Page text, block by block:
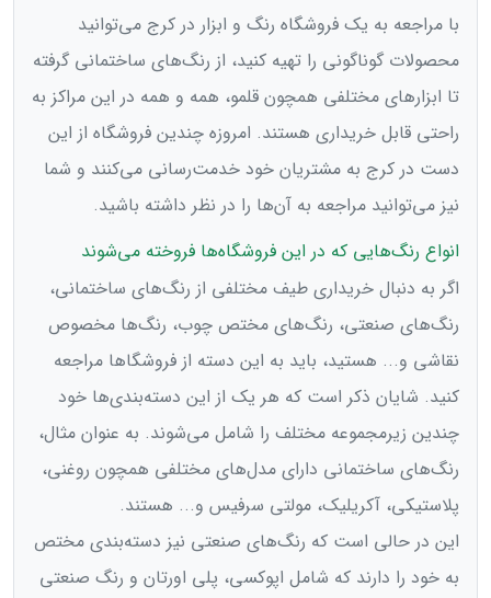
با مراجعه به یک فروشگاه رنگ و ابزار در کرج می‌توانید
محصولات گوناگونی را تهیه کنید، از رنگ‌های ساختمانی گرفته
تا ابزارهای مختلفی همچون قلمو، همه و همه در این مراکز به
راحتی قابل خریداری هستند. امروزه چندین فروشگاه از این
دست در کرج به مشتریان خود خدمت‌رسانی می‌‌کنند و شما
نیز می‌‌توانید مراجعه به آن‌ها را در نظر داشته باشید.
انواع رنگ‌هایی که در این فروشگاه‌‌ها فروخته می‌شوند
اگر به دنبال خریداری طیف مختلفی از رنگ‌های ساختمانی،
رنگ‌های صنعتی، رنگ‌های مختص چوب، رنگ‌ها مخصوص
نقاشی و... هستید، باید به این دسته از فروشگاها مراجعه
کنید. شایان ذکر است که هر یک از این دسته‌بندی‌ها خود
چندین زیرمجموعه مختلف را شامل می‌شوند. به عنوان مثال،
رنگ‌های ساختمانی دارای مدل‌های مختلفی همچون روغنی،
پلاستیکی،‌ آکریلیک، مولتی سرفیس و... هستند.
این در حالی است که رنگ‌های صنعتی نیز دسته‌بندی مختص
به خود را دارند که شامل اپوکسی، پلی اورتان و رنگ صنعتی